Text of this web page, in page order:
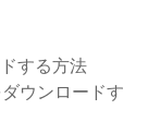
する方法
ウンロードす